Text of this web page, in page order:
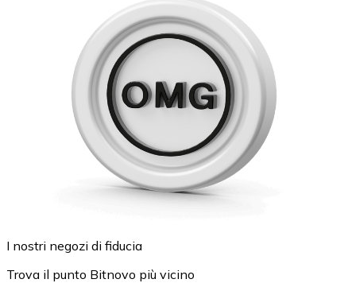
I nostri negozi di fiducia
Trova il punto Bitnovo più vicino